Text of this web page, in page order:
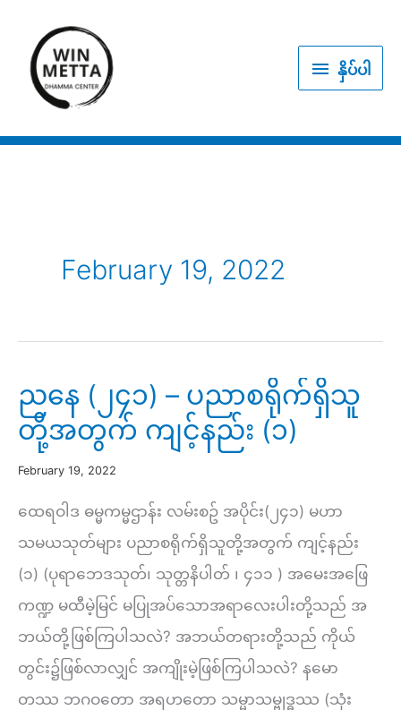
content
နှိပ် နှိပ်ပါ
February 19, 2022
ညနေ (၂၄၁) – ပညာစရိုက်ရှိသူ
တို့အတွက် ကျင့်နည်း (၁)
February 19, 2022
ထေရဝါဒ ဓမ္မကမ္မဌာန်း လမ်းစဥ် အပိုင်း(၂၄၁) မဟာ
သမယသုတ်များ ပညာစရိုက်ရှိသူတို့အတွက် ကျင့်နည်း
(၁) (ပုရာဘေဒသုတ်၊ သုတ္တနိပါတ် ၊ ၄၁၁ ) အမေးအဖြေ
ကဏ္ဍ မထီမဲ့မြင် မပြုအပ်သောအရာလေးပါးတို့သည် အ
ဘယ်တို့ဖြစ်ကြပါသလဲ? အဘယ်တရားတို့သည် ကိုယ်
တွင်း၌ဖြစ်လာလျှင် အကျိုးမဲ့ဖြစ်ကြပါသလဲ? နမော
တဿ ဘဂဝတော အရဟတော သမ္မာသမ္ဗုဒ္ဓဿ (သုံး